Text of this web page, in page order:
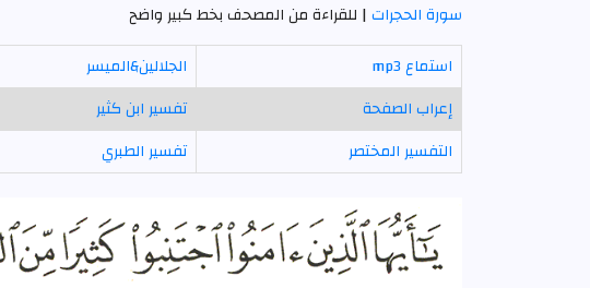
سورة الحجرات| للقراءة من المصحف بخط كبير واضح
استماع mp3
الجلالين&الميسر
إعراب الصفحة
تفسير ابن كثير
التفسير المختصر
تفسير الطبري